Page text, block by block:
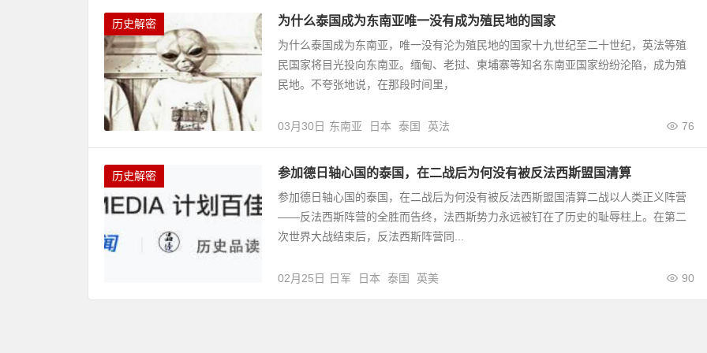
历史解密 为什么泰国成为东南亚唯一没有成为殖民地的国家
为什么泰国成为东南亚，唯一没有沦为殖民地的国家十九世纪至二十世纪，英法等殖
民国家将目光投向东南亚。缅甸、老挝、柬埔寨等知名东南亚国家纷纷沦陷，成为殖
民地。不夸张地说，在那段时间里，
03月30日 76
东南亚 日本 泰国 英法
历史解密 参加德日轴心国的泰国，在二战后为何没有被反法西斯盟国清算
参加德日轴心国的泰国，在二战后为何没有被反法西斯盟国清算二战以人类正义阵营
——反法西斯阵营的全胜而告终，法西斯势力永远被钉在了历史的耻辱柱上。在第二
次世界大战结束后，反法西斯阵营同...
02月25日 90
日军 日本 泰国 英美